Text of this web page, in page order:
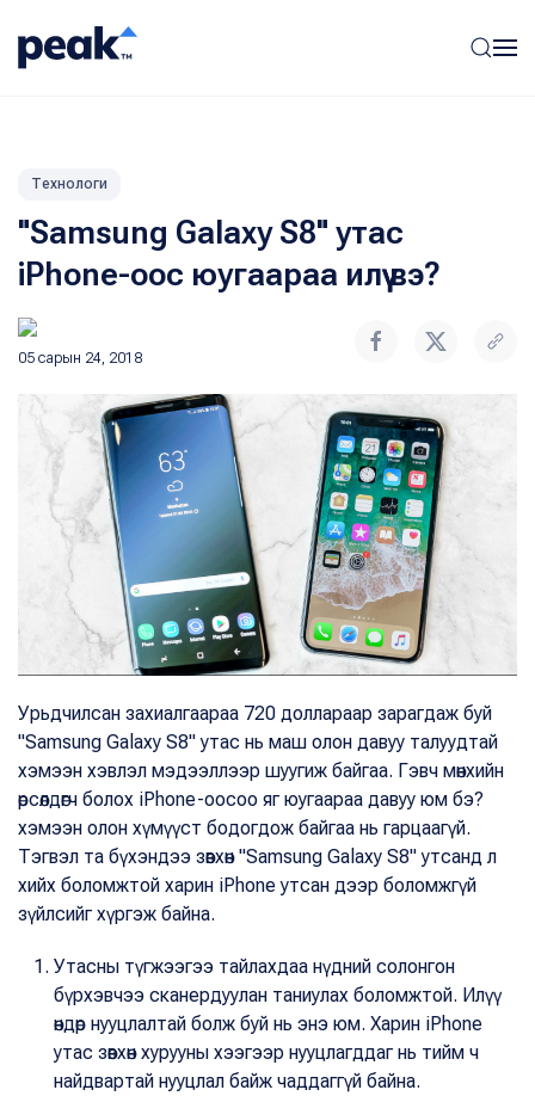
Технологи
"Samsung Galaxy S8" утас
iPhone-оос юугаараа илүү вэ?
05 сарын 24, 2018
Урьдчилсан захиалгаараа 720 доллараар зарагдаж буй
"Samsung Galaxy S8" утас нь маш олон давуу талуудтай
хэмээн хэвлэл мэдээллээр шуугиж байгаа. Гэвч мөнхийн
өрсөлдөгч болох iPhone-оосоо яг юугаараа давуу юм бэ?
хэмээн олон хүмүүст бодогдож байгаа нь гарцаагүй.
Тэгвэл та бүхэндээ зөвхөн "Samsung Galaxy S8" утсанд л
хийх боломжтой харин iPhone утсан дээр боломжгүй
зүйлсийг хүргэж байна.
Утасны түгжээгээ тайлахдаа нүдний солонгон
бүрхэвчээ сканердуулан таниулах боломжтой. Илүү
өндөр нууцлалтай болж буй нь энэ юм. Харин iPhone
утас зөвхөн хурууны хээгээр нууцлагддаг нь тийм ч
найдвартай нууцлал байж чаддаггүй байна.